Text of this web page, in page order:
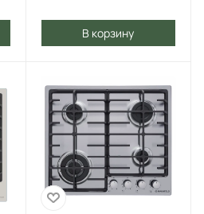
В корзину